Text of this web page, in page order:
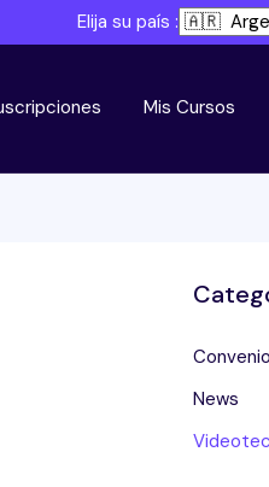
Elija su país :
Mis Cursos
News